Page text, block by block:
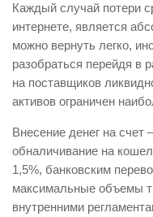
Каждый случай потери
интернете, является
можно вернуть легко,
разобраться перейдя в
на поставщиков
активов ограничен
Внесение денег на
обналичивание на
1,5%, банковским
максимальные объемы
внутренними